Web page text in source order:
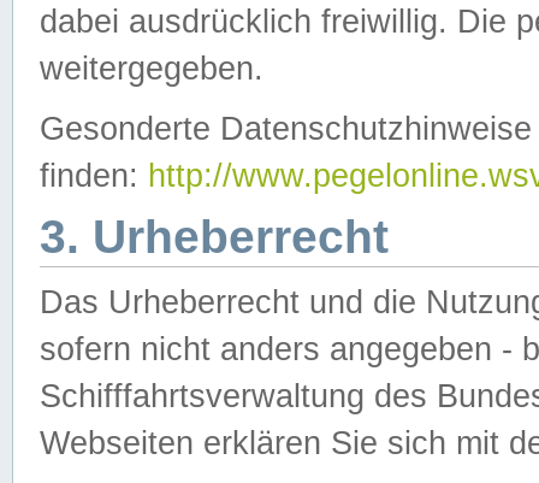
dabei ausdrücklich freiwillig. Die
weitergegeben.
Gesonderte
finden: http://
3. Urheberrecht
Das Urheberrecht und die
sofern nicht anders angegeben -
Schifffahrtsverwaltung des
Webseiten erklären Sie sich mit